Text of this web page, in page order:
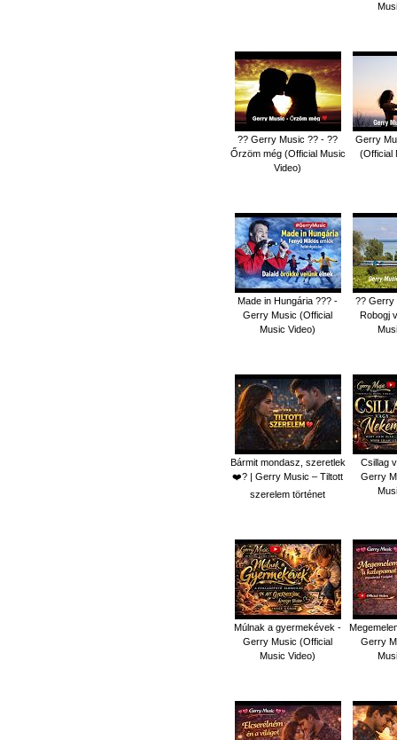
?? Gerry Music ?? - ??
Őrzöm még (Official Music
Video)
Gerry
(Official
Made in Hungária ??? -
Gerry Music (Official
Music Video)
?? Gerry
Robogj
Bármit mondasz, szeretlek
❤️‍? | Gerry Music – Tiltott
szerelem történet
Csillag
Gerry
Múlnak a gyermekévek -
Gerry Music (Official
Music Video)
Gerry